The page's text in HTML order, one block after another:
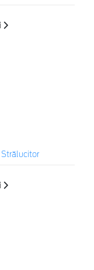
Strălucitor